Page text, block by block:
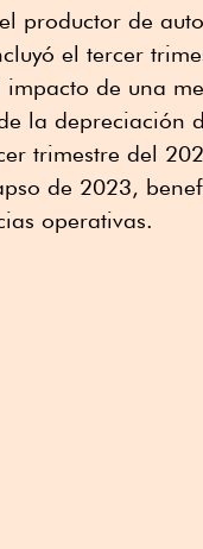
productor de
el tercer
impacto de una
la depreciación
trimestre del
de 2023,
operativas.